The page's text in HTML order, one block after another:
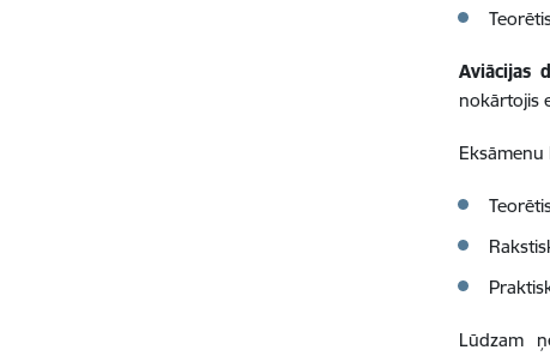
Aviācijas
nokārtojis
Eksāmenu
Lūdzam